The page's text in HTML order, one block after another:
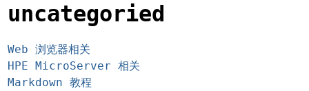
uncategoried
Web 浏览器相关
HPE MicroServer 相关
Markdown 教程